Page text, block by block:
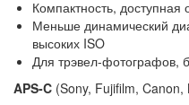
Компактность, доступная
Меньше динамический
высоких ISO
Для трэвел-фотографов,
APS-C (Sony, Fujifilm, Canon,